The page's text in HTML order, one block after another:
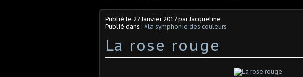
Publié le 27 Janvier 2017par Jacqueline
Publié dans : #la symphonie des couleurs
La rose rouge